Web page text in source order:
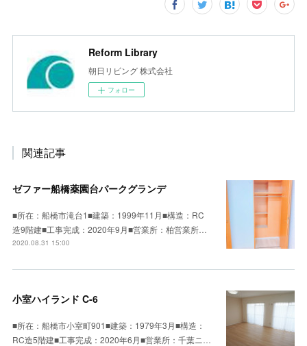
Reform Library
朝日リビング 株式会社
フォロー
関連記事
ゼファー船橋薬園台パークグランデ
■所在：船橋市滝台1■建築：1999年11月■構造：RC
造9階建■工事完成：2020年9月■営業所：柏営業所…
2020.08.31 15:00
小室ハイランド C-6
■所在：船橋市小室町901■建築：1979年3月■構造：
RC造5階建■工事完成：2020年6月■営業所：千葉ニ…